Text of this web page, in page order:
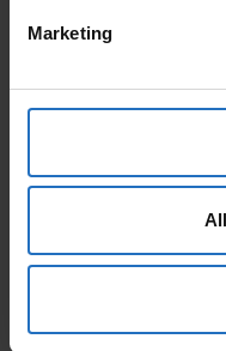
MarketingAALTO
Inkl. MwSt., Kostenloser
Auslieferung in 10-15